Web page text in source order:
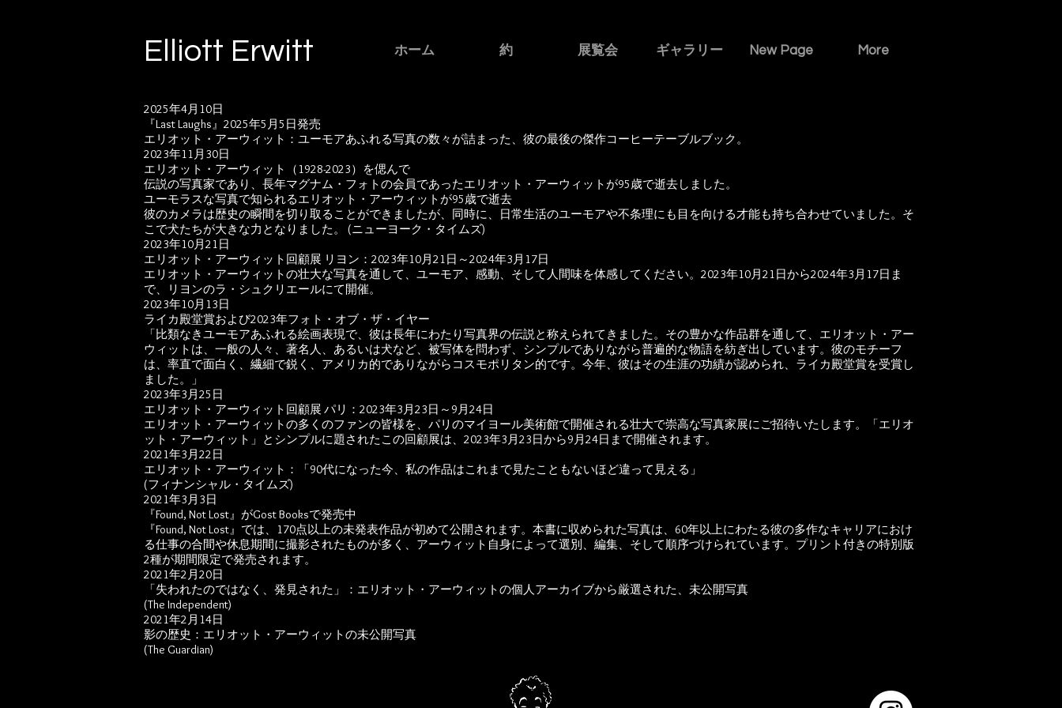
Elliott Erwitt ホーム 約 展覧会 ギャラリー New Page More
2025年4月10日
『Last Laughs』2025年5月5日発売
エリオット・アーウィット：ユーモアあふれる写真の数々が詰まった、彼の最後の傑作コーヒーテーブルブック。
2023年11月30日
エリオット・アーウィット（1928-2023）を偲んで
伝説の写真家であり、長年マグナム・フォトの会員であったエリオット・アーウィットが95歳で逝去しました。
ユーモラスな写真で知られるエリオット・アーウィットが95歳で逝去
彼のカメラは歴史の瞬間を切り取ることができましたが、同時に、日常生活のユーモアや不条理にも目を向ける才能も持ち合わせていました。そ
こで犬たちが大きな力となりました。 (ニューヨーク・タイムズ)
2023年10月21日
エリオット・アーウィット回顧展 リヨン：2023年10月21日～2024年3月17日
エリオット・アーウィットの壮大な写真を通して、ユーモア、感動、そして人間味を体感してください。2023年10月21日から2024年3月17日ま
で、リヨンのラ・シュクリエールにて開催。
2023年10月13日
ライカ殿堂賞および2023年フォト・オブ・ザ・イヤー
「比類なきユーモアあふれる絵画表現で、彼は長年にわたり写真界の伝説と称えられてきました。その豊かな作品群を通して、エリオット・アー
ウィットは、一般の人々、著名人、あるいは犬など、被写体を問わず、シンプルでありながら普遍的な物語を紡ぎ出しています。彼のモチーフ
は、率直で面白く、繊細で鋭く、アメリカ的でありながらコスモポリタン的です。今年、彼はその生涯の功績が認められ、ライカ殿堂賞を受賞し
ました。」​
2023年3月25日
エリオット・アーウィット回顧展 パリ：2023年3月23日～9月24日
エリオット・アーウィットの多くのファンの皆様を、パリのマイヨール美術館で開催される壮大で崇高な写真家展にご招待いたします。「エリオ
ット・アーウィット」とシンプルに題されたこの回顧展は、2023年3月23日から9月24日まで開催されます。
2021年3月22日
エリオット・アーウィット：「90代になった今、私の作品はこれまで見たこともないほど違って見える」
(フィナンシャル・タイムズ)
2021年3月3日
『Found, Not Lost』がGost Booksで発売中
『Found, Not Lost』では、170点以上の未発表作品が初めて公開されます。本書に収められた写真は、60年以上にわたる彼の多作なキャリアにおけ
る仕事の合間や休息期間に撮影されたものが多く、アーウィット自身によって選別、編集、そして順序づけられています。プリント付きの特別版
2種が期間限定で発売されます。
2021年2月20日
「失われたのではなく、発見された」：エリオット・アーウィットの個人アーカイブから厳選された、未公開写真
(The Independent)
2021年2月14日
影の歴史：エリオット・アーウィットの未公開写真
(The Guardian)